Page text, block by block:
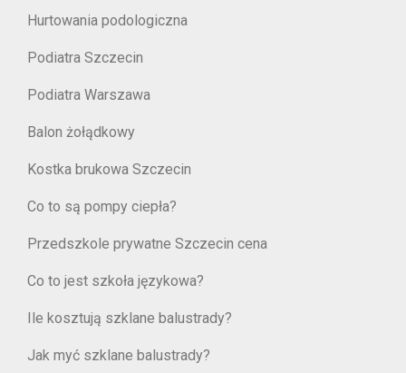
Hurtowania podologiczna
Podiatra Szczecin
Podiatra Warszawa
Balon żołądkowy
Kostka brukowa Szczecin
Co to są pompy ciepła?
Przedszkole prywatne Szczecin cena
Co to jest szkoła językowa?
Ile kosztują szklane balustrady?
Jak myć szklane balustrady?